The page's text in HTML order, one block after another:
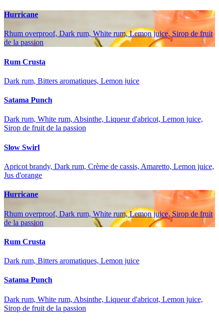
Hurricane
Rhum overproof, Dark rum, White rum, Lemon juice, Sirop de fruit
de la passion
Rum Crusta
Dark rum, Bitters aromatiques, Lemon juice
Satama Punch
Dark rum, White rum, Absinthe, Liqueur d'abricot, Lemon juice,
Sirop de fruit de la passion
Slow Swirl
Apricot brandy, Dark rum, Crème de cassis, Amaretto, Lemon juice,
Jus d'orange
Hurricane
Rhum overproof, Dark rum, White rum, Lemon juice, Sirop de fruit
de la passion
Rum Crusta
Dark rum, Bitters aromatiques, Lemon juice
Satama Punch
Dark rum, White rum, Absinthe, Liqueur d'abricot, Lemon juice,
Sirop de fruit de la passion